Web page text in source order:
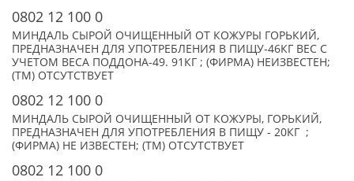
0802 12 100 0
МИНДАЛЬ СЫРОЙ ОЧИЩЕННЫЙ ОТ КОЖУРЫ ГОРЬКИЙ,
ПРЕДНАЗНАЧЕН ДЛЯ УПОТРЕБЛЕНИЯ В ПИЩУ-46КГ ВЕС С
УЧЕТОМ ВЕСА ПОДДОНА-49. 91КГ ; (ФИРМА) НЕИЗВЕСТЕН;
(TM) ОТСУТСТВУЕТ
0802 12 100 0
МИНДАЛЬ СЫРОЙ ОЧИЩЕННЫЙ ОТ КОЖУРЫ, ГОРЬКИЙ,
ПРЕДНАЗНАЧЕН ДЛЯ УПОТРЕБЛЕНИЯ В ПИЩУ - 20КГ ;
(ФИРМА) НЕ ИЗВЕСТЕН; (TM) ОТСУТСТВУЕТ
0802 12 100 0